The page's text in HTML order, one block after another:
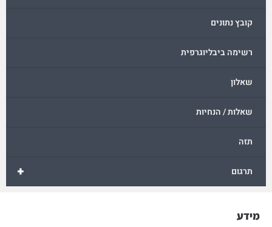
קובץ נתונים
רשימה ביבליוגרפית
שאלון
שאלות / הנחיות
תזה
+ תרגום
מידע